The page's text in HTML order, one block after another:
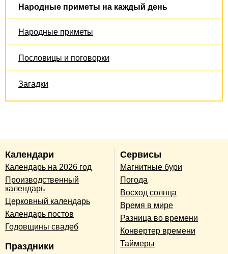
Народные приметы на каждый день
Народные приметы
Пословицы и поговорки
Загадки
Календари
Календарь на 2026 год
Производственный
календарь
Церковный календарь
Календарь постов
Годовщины свадеб
Праздники
Сервисы
Магнитные бури
Погода
Восход солнца
Время в мире
Разница во времени
Конвертер времени
Таймеры